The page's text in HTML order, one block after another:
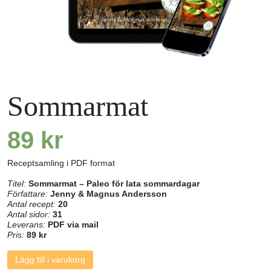
Sommarmat
89 kr
Receptsamling i PDF format
Titel: Sommarmat – Paleo för lata sommardagar
Författare: Jenny & Magnus Andersson
Antal recept: 20
Antal sidor: 31
Leverans: PDF via mail
Pris: 89 kr
Sommarmat
mängd
Lägg till i varukorg